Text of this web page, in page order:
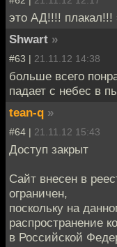
это АД!!!! плакал!!!
Shwart »
#63 | 21.11.12 14:38
больше всего
падает с небес в
tean-q »
#64 | 21.11.12 15:43
Доступ закрыт
Сайт внесен в
ограничен,
поскольку на
распространение
в Российской